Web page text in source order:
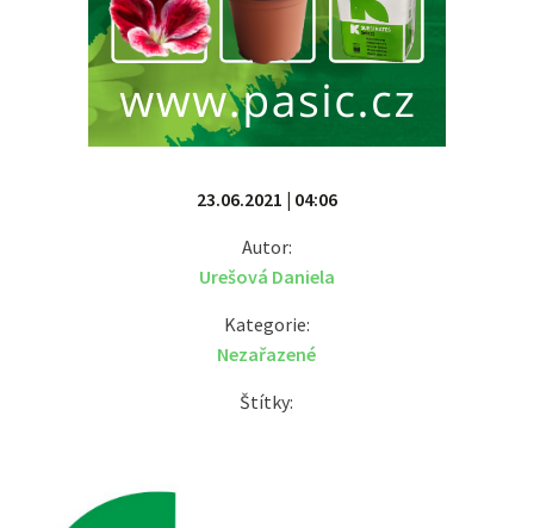
23.06.2021 | 04:06
Autor:
Urešová Daniela
Kategorie:
Nezařazené
Štítky: